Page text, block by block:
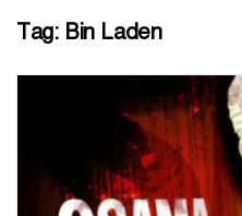
Tag: Bin Laden